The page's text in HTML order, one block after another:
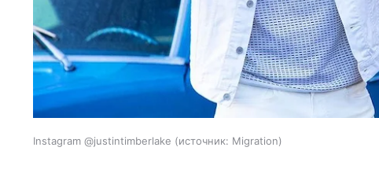
Instagram @justintimberlake источник: Migration